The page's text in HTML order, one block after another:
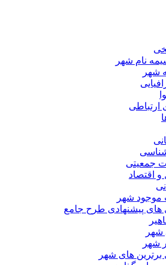
نام شهر
جمعیتی
اقتصاد
شهر
پیشنهادی طرح جامع
های شهر